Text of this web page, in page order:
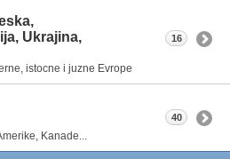
Ukrajina,
istocne i juzne Evrope
16
Kanade...
40